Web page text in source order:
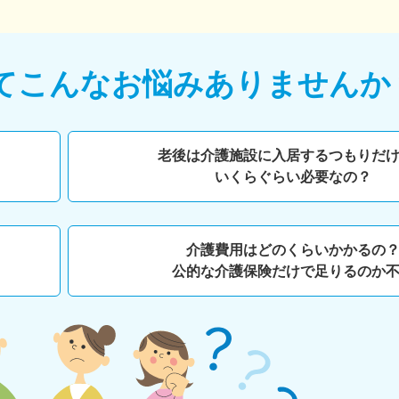
こんなお悩みありませんか
老後は介護施設に入居するつもりだけ
いくらぐらい必要なの？
介護費用はどのくらいかかるの？
公的な介護保険だけで足りるのか